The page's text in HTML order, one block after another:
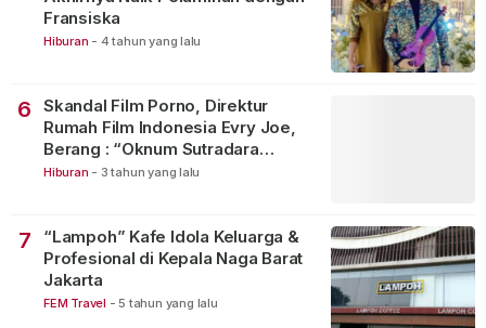
Fransiska
Hiburan - 4 tahun yang lalu
6
Skandal Film Porno, Direktur
Rumah Film Indonesia Evry Joe,
Berang : “Oknum Sutradara
Merusak Perfilman Indonesia”!
Hiburan - 3 tahun yang lalu
7
“Lampoh” Kafe Idola Keluarga &
Profesional di Kepala Naga Barat
Jakarta
FEM Travel - 5 tahun yang lalu